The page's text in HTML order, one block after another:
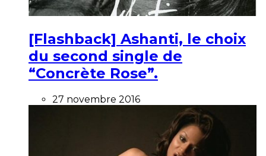
[Flashback] Ashanti, le choix
du second single de
“Concrète Rose”.
27 novembre 2016